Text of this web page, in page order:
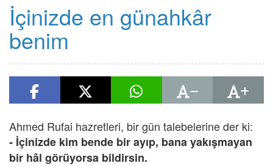
İçinizde en günahkâr
benim
Ahmed Rufai hazretleri, bir gün talebelerine der ki:
- İçinizde kim bende bir ayıp, bana yakışmayan
bir hâl görüyorsa bildirsin.